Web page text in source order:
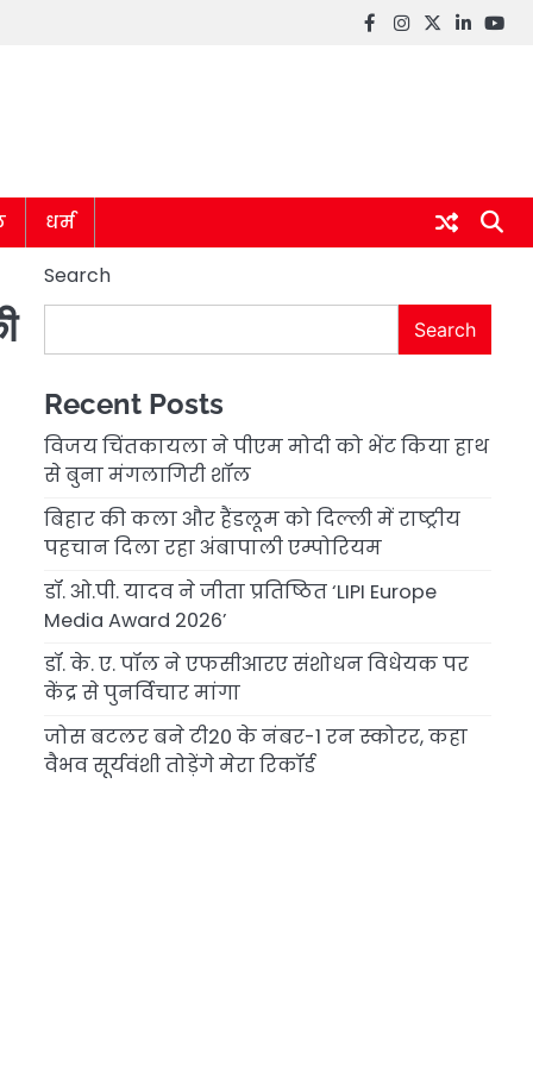
Facebook
instagram
twitter
linkedin
धर्म
Search
Search
Recent Posts
विजय चिंतकायला ने पीएम मोदी को भेंट किया हाथ
से बुना मंगलागिरी शॉल
बिहार की कला और हैंडलूम को दिल्ली में राष्ट्रीय
पहचान दिला रहा अंबापाली एम्पोरियम
डॉ. ओ.पी. यादव ने जीता प्रतिष्ठित ‘LIPI Europe
Media Award 2026’
डॉ. के. ए. पॉल ने एफसीआरए संशोधन विधेयक पर
केंद्र से पुनर्विचार मांगा
जोस बटलर बने टी20 के नंबर-1 रन स्कोरर, कहा
वैभव सूर्यवंशी तोड़ेंगे मेरा रिकॉर्ड